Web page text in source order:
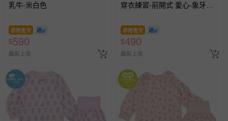
乳牛-米白色
即將售完
$590
最新上架
穿衣練習-前開式 愛心-象牙白
即將售完
$490
最新上架